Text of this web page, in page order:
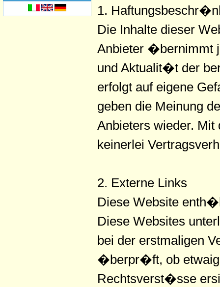
1.
Die Inhalte dieser
Anbieter �bernimmt
und Aktualit�t der
erfolgt auf eigene
geben die Meinung
Anbieters wieder. Mit
keinerlei
2. Externe Links
Diese Website
Diese Websites
bei der erstmaligen
�berpr�ft, ob
Rechtsverst�sse